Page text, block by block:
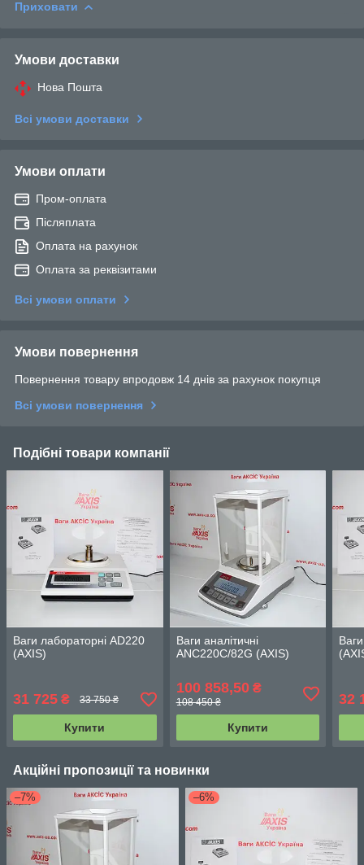
Приховати
Умови доставки
Нова Пошта
Всі умови доставки
Умови оплати
Пром-оплата
Післяплата
Оплата на рахунок
Оплата за реквізитами
Всі умови оплати
Умови повернення
Повернення товару впродовж 14 днів за рахунок покупця
Всі умови повернення
Подібні товари компанії
Ваги лабораторні AD220
(АХIS)
31 725 ₴ 33 750 ₴
Купити
Ваги аналітичні
ANC220C/82G (АХIS)
100 858,50₴
108 450 ₴
Купити
32
Акційні пропозиції та новинки
–7% –6%